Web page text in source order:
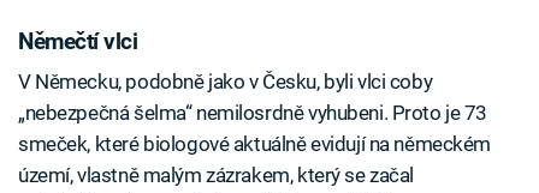
Němečtí vlci
V Německu, podobně jako v Česku, byli vlci coby
„nebezpečná šelma“ nemilosrdně vyhubeni. Proto je 73
smeček, které biologové aktuálně evidují na německém
území, vlastně malým zázrakem, který se začal